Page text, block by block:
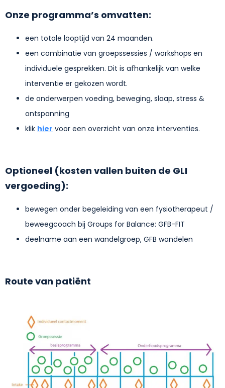
Onze programma’s omvatten:
een totale looptijd van 24 maanden.
een combinatie van groepssessies / workshops en
individuele gesprekken. Dit is afhankelijk van welke
interventie er gekozen wordt.
de onderwerpen voeding, beweging, slaap, stress &
ontspanning
klik hier voor een overzicht van onze interventies.
Optioneel (kosten vallen buiten de GLI
vergoeding):
bewegen onder begeleiding van een fysiotherapeut /
beweegcoach bij Groups for Balance: GFB-FIT
deelname aan een wandelgroep, GFB wandelen
Route van patiënt